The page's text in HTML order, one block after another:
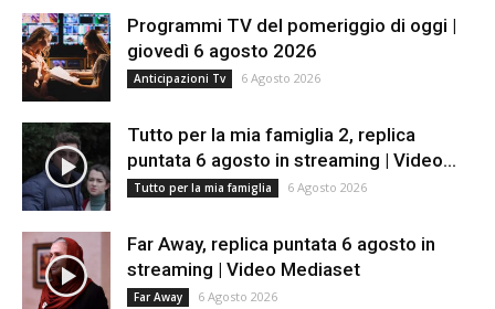
Programmi TV del pomeriggio di oggi |
giovedì 6 agosto 2026
Anticipazioni Tv 6 Agosto 2026
Tutto per la mia famiglia 2, replica
puntata 6 agosto in streaming | Video...
Tutto per la mia famiglia 6 Agosto 2026
Far Away, replica puntata 6 agosto in
streaming | Video Mediaset
Far Away 6 Agosto 2026